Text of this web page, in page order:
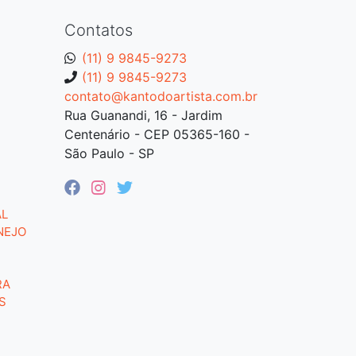
Contatos
(11) 9 9845-9273
(11) 9 9845-9273
contato@kantodoartista.com.br
Rua Guanandi, 16 - Jardim
Centenário - CEP 05365-160 -
São Paulo - SP